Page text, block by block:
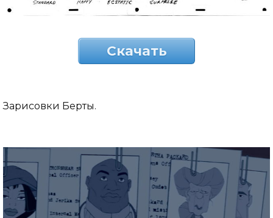
Скачать
Зарисовки Берты.